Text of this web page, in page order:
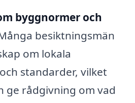
byggnormer och
besiktningsmän
om lokala
standarder, vilket
ge rådgivning om vad